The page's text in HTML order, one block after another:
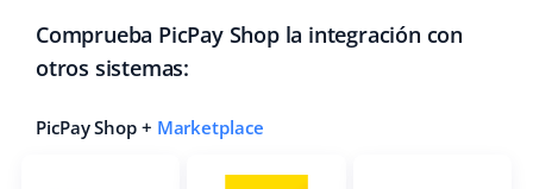
中文
Comprueba PicPay Shop la integración con
otros sistemas:
PicPay Shop + Marketplace